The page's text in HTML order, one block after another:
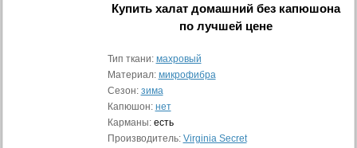
Купитьхалат домашний без капюшона
по лучшей цене
Тип ткани: махровый
Материал: микрофибра
Сезон: зима
Капюшон: нет
Карманы: есть
Производитель: Virginia Secret